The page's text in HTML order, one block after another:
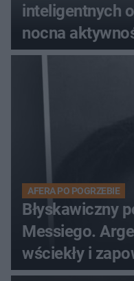
inteligentnych
nocna
AFERA PO POGRZEBIE
Błyskawiczny
Messiego.
wściekły i